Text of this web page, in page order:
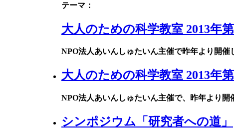
テーマ：
大人のための科学教室 2013年
NPO法人あいんしゅたいん主催で昨年より開催
大人のための科学教室 2013年
NPO法人あいんしゅたいん主催で、昨年より開
シンポジウム「研究者への道」